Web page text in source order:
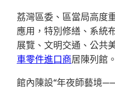
荔灣區委、區當局高度
應用，特別修繕、系統
展覽、文明交通、公共
車零件進口商居陳列館。
館內陳設“年夜師藝境